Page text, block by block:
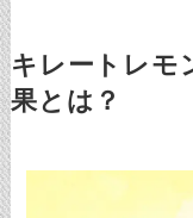
キレートレモ
果とは？